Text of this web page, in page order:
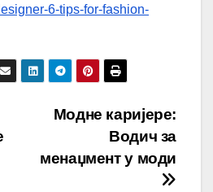
6-tips-for-fashion-
Модне каријере:
Водич за
менаџмент у моди